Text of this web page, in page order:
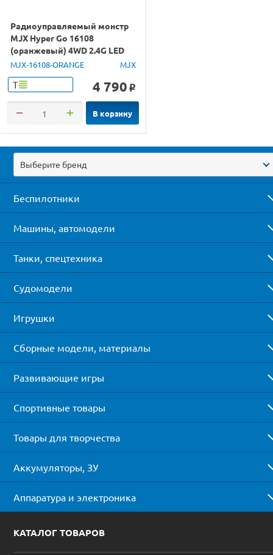
Радиоуправляемый монстр
MJX Hyper Go 16108
(оранжевый) 4WD 2.4G LED
1/16 RTR
MJX-16108-ORANGE MJX
Т 4 790 o
В корзину
Выберите бренд
Беспилотники
Машины, автомодели
Танки, спецтехника
Судомодели
Игрушки
Сборные модели, материалы
Развивающие игры
Спортивные товары
Товары для творчества
Аккумуляторы, ЗУ
Аппаратура и электроника
КАТАЛОГ ТОВАРОВ